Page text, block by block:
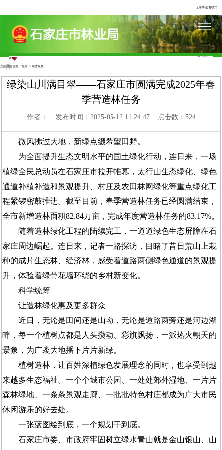
无障碍适老模式
您的当前位置： 首页> 媒体聚集
绿染山川满目翠——石家庄市圆满完成2025年春
季营造林任务
作者： 发布时间：2025-05-12 11:24:47 点击数： 524
微风拂过大地，新绿点缀希望田野。
为全面提升生态文明水平的国土绿化行动，连日来，一场
植绿全民总动员在石家庄市拉开帷幕，太行山生态绿化、绿色
通道补植补造和景观提升、村庄及农田林网绿化等重点绿化工
程紧锣密鼓推进。截至目前，春季营造林任务已经圆满结束，
全市新增造林面积82.84万亩，完成年度营造林任务的83.17%。
随着造林绿化工程的陆续完工，一道道绿色生态屏障在石
家庄周边崛起。连日来，记者一路探访，目睹了昔日荒山上栽
种的成片生态林、经济林，感受着道路两侧绿色通道的景观提
升，体验着绿带花墙环绕的乡村新变化。
科学统筹
让造林绿化惠及更多群众
近日，无论是田间还是山坳，无论是道路两旁还是河边湖
畔，每一个植树点都是人头攒动、彩旗飘扬，一派热火朝天的
景象，为广袤大地播下片片新绿。
植树造林，让百姓深植绿色发展理念的同时，也享受到越
来越多生态福祉。一个个城市公园、一处处郊外湿地、一片片
森林绿地、一条条景观走廊、一批批特色村庄都成为广大市民
休闲游乐的好去处。
一张蓝图绘到底，一个规划干到底。
石家庄市委、市政府牢固树立绿水青山就是金山银山、山